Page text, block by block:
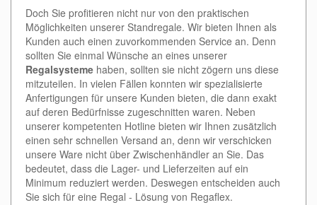
Doch Sie profitieren nicht nur von den praktischen
Möglichkeiten unserer Standregale. Wir bieten Ihnen als
Kunden auch einen zuvorkommenden Service an. Denn
sollten Sie einmal Wünsche an eines unserer
Regalsysteme haben, sollten sie nicht zögern uns diese
mitzuteilen. In vielen Fällen konnten wir spezialisierte
Anfertigungen für unsere Kunden bieten, die dann exakt
auf deren Bedürfnisse zugeschnitten waren. Neben
unserer kompetenten Hotline bieten wir Ihnen zusätzlich
einen sehr schnellen Versand an, denn wir verschicken
unsere Ware nicht über Zwischenhändler an Sie. Das
bedeutet, dass die Lager- und Lieferzeiten auf ein
Minimum reduziert werden. Deswegen entscheiden auch
Sie sich für eine Regal - Lösung von Regaflex.